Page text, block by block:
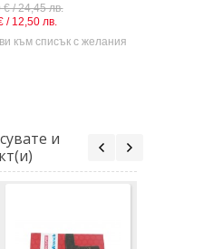
€ / 24,45 лв.
/ 12,50 лв.
към списък с желания
и